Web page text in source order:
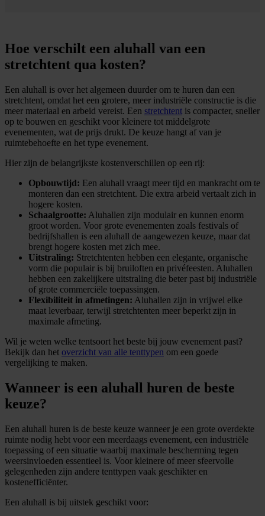
Hoe verschilt een aluhall van een
stretchtent qua kosten?
Een aluhall is over het algemeen duurder om te huren dan een
stretchtent, omdat het een grotere, meer industriële constructie is die
meer materiaal en arbeid vereist. Een stretchtent is compacter, sneller
op te bouwen en geschikt voor kleinere tot middelgrote
evenementen, wat de prijs drukt. De keuze hangt af van je
ruimtebehoefte en het type evenement.
Hier zijn de belangrijkste kostenverschillen op een rij:
Opbouwtijd: Een aluhall vraagt meer tijd en mankracht om te
monteren dan een stretchtent. Die extra arbeid vertaalt zich in
hogere kosten.
Schaalgrootte: Aluhallen zijn modulair en kunnen enorm
groot worden. Voor grote evenementen zoals festivals of
bedrijfshallen is een aluhall de aangewezen keuze, maar dat
brengt hogere kosten met zich mee.
Uitstraling: Stretchtenten hebben een elegante, organische
vorm die populair is bij bruiloften en privéfeesten. Aluhallen
hebben een zakelijkere uitstraling die beter past bij industriële
of grote commerciële toepassingen.
Flexibiliteit in afmetingen: Aluhallen zijn in vrijwel elke
maat leverbaar, terwijl stretchtenten meer beperkt zijn in
maximale afmeting.
Wil je weten welke tentsoort het beste bij jouw evenement past?
Bekijk dan het overzicht van alle tenttypen om een goede
vergelijking te maken.
Wanneer is een aluhall huren de beste
keuze?
Een aluhall huren is de beste keuze wanneer je een grote overdekte
ruimte nodig hebt voor een meerdaags evenement, een industriële
toepassing of een situatie waarbij maximale bescherming tegen
weersinvloeden essentieel is. Voor kleinere of meer sfeervolle
gelegenheden zijn andere tenttypen vaak geschikter en
kostenefficiënter.
Een aluhall is bij uitstek geschikt voor: